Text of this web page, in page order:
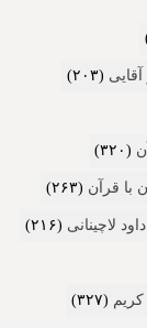
آقایی (۲۰۳)
(۳۲۰)
با قرآن (۲۶۳)
داود لاچینانی (۲۱۶)
(۳۲۷)